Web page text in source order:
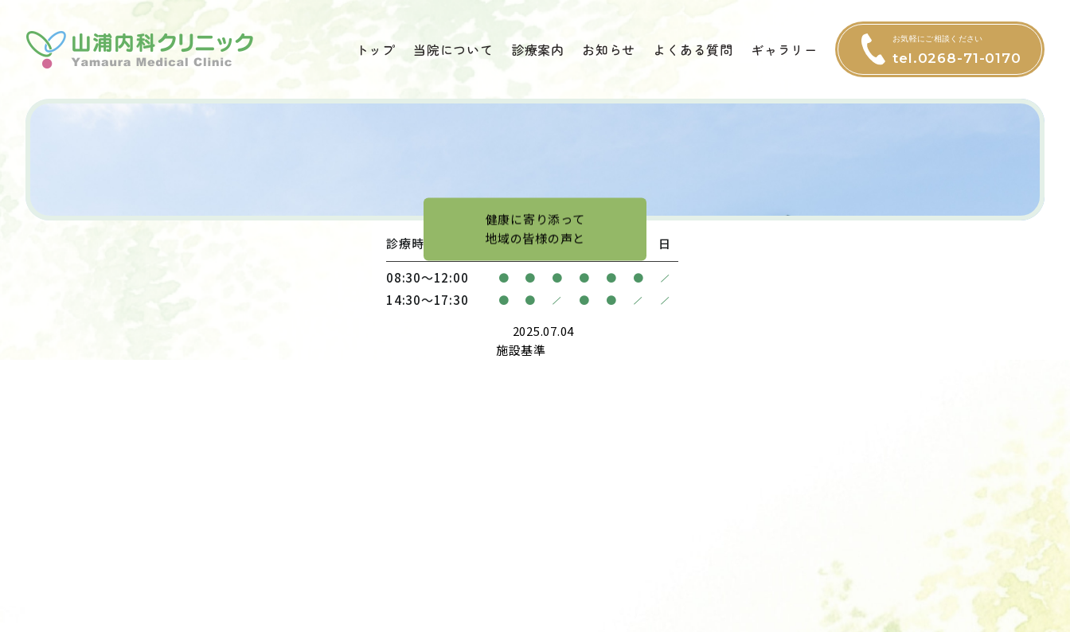
トップ 当院について 診療案内 お知らせ よくある質問 ギャラリー
お気軽にご相談ください
tel.0268-71-0170
健康に寄り添って
地域の皆様の声と
診療時間 月 火 水 木 日
08:30〜12:00 ● ● ● ● ● ● /
14:30〜17:30 ● ● / ● ● / /
2025.07.04
施設基準